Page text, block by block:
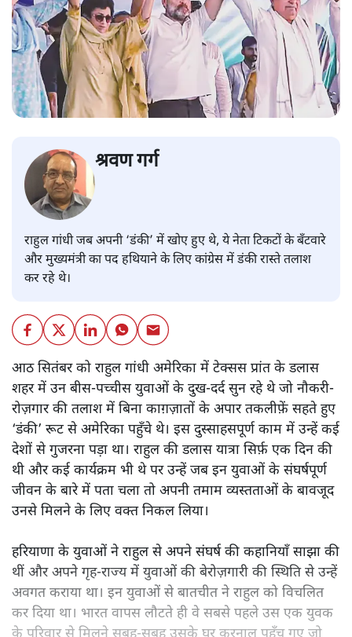
श्रवण गर्ग
राहुल गांधी जब अपनी ‘डंकी’ में खोए हुए थे, ये नेता टिकटों के बँटवारे
और मुख्यमंत्री का पद हथियाने के लिए कांग्रेस में डंकी रास्ते तलाश
कर रहे थे।
आठ सितंबर को राहुल गांधी अमेरिका में टेक्सस प्रांत के डलास
शहर में उन बीस-पच्चीस युवाओं के दुख-दर्द सुन रहे थे जो नौकरी-
रोज़गार की तलाश में बिना काग़ज़ातों के अपार तकलीफ़ें सहते हुए
‘डंकी’ रूट से अमेरिका पहुँचे थे। इस दुस्साहसपूर्ण काम में उन्हें कई
देशों से गुजरना पड़ा था। राहुल की डलास यात्रा सिर्फ़ एक दिन की
थी और कई कार्यक्रम भी थे पर उन्हें जब इन युवाओं के संघर्षपूर्ण
जीवन के बारे में पता चला तो अपनी तमाम व्यस्तताओं के बावजूद
उनसे मिलने के लिए वक्त निकल लिया।
हरियाणा के युवाओं ने राहुल से अपने संघर्ष की कहानियाँ साझा की
थीं और अपने गृह-राज्य में युवाओं की बेरोज़गारी की स्थिति से उन्हें
अवगत कराया था। इन युवाओं से बातचीत ने राहुल को विचलित
कर दिया था। भारत वापस लौटते ही वे सबसे पहले उस एक युवक